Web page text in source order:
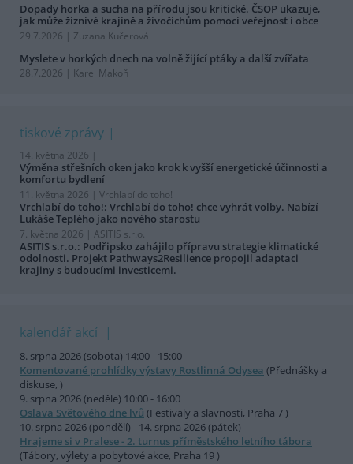
Dopady horka a sucha na přírodu jsou kritické. ČSOP ukazuje,
jak může žíznivé krajině a živočichům pomoci veřejnost i obce
29.7.2026 | Zuzana Kučerová
Myslete v horkých dnech na volně žijící ptáky a další zvířata
28.7.2026 | Karel Makoň
tiskové zprávy
14. května 2026 |
Výměna střešních oken jako krok k vyšší energetické účinnosti a
komfortu bydlení
11. května 2026 | Vrchlabí do toho!
Vrchlabí do toho!: Vrchlabí do toho! chce vyhrát volby. Nabízí
Lukáše Teplého jako nového starostu
7. května 2026 | ASITIS s.r.o.
ASITIS s.r.o.: Podřipsko zahájilo přípravu strategie klimatické
odolnosti. Projekt Pathways2Resilience propojil adaptaci
krajiny s budoucími investicemi.
kalendář akcí
8. srpna 2026 (sobota) 14:00 - 15:00
Komentované prohlídky výstavy Rostlinná Odysea (Přednášky a
diskuse, )
9. srpna 2026 (neděle) 10:00 - 16:00
Oslava Světového dne lvů (Festivaly a slavnosti, Praha 7 )
10. srpna 2026 (pondělí) - 14. srpna 2026 (pátek)
Hrajeme si v Pralese - 2. turnus příměstského letního tábora
(Tábory, výlety a pobytové akce, Praha 19 )